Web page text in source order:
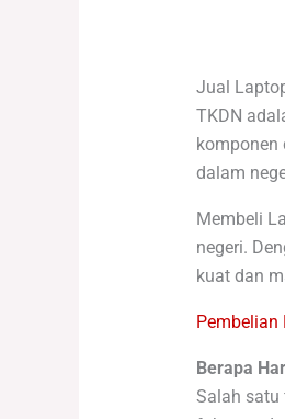
Jual
TKDN
dalam
Membeli
negeri.
kuat dan
Pembelian
Berapa
Salah satu